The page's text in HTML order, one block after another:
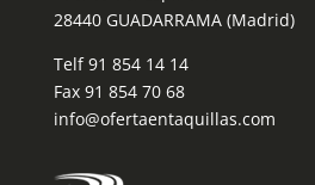
28440 GUADARRAMA (Madrid)
Telf91 854 14 14
Fax 91 854 70 68
info@ofertaentaquillas.com